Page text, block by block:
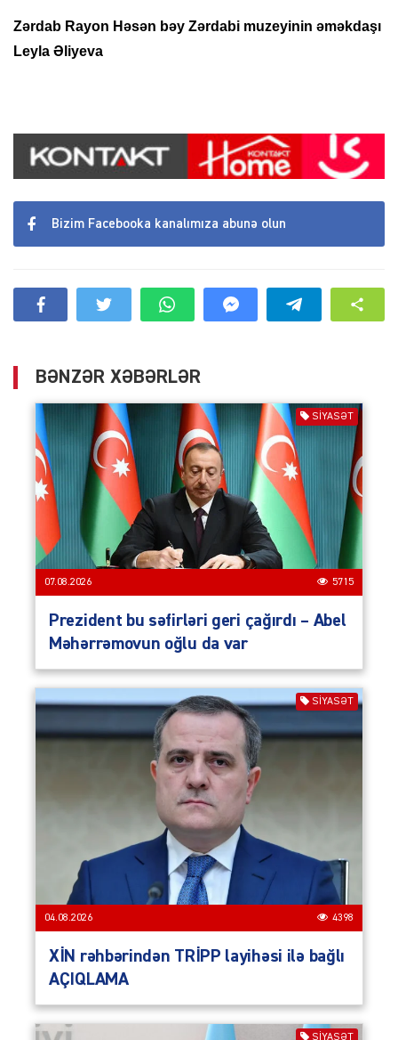
Zərdab Rayon Həsən bəy Zərdabi muzeyinin əməkdaşı
Leyla Əliyeva
Bizim Facebooka kanalımıza abunə olun
BƏNZƏR XƏBƏRLƏR
SIYASƏT
07.08.2026 5715
Prezident bu səfirləri geri çağırdı – Abel
Məhərrəmovun oğlu da var
SIYASƏT
04.08.2026 4398
XİN rəhbərindən TRİPP layihəsi ilə bağlı
AÇIQLAMA
SIYASƏT